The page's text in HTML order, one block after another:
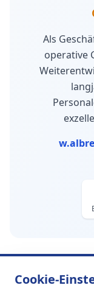
Als
operative
Cookie-